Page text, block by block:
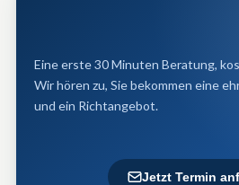
Eine erste 30 Minuten Beratung,
Wir hören zu, Sie bekommen eine
und ein Richt­angebot.
Jetzt Termin